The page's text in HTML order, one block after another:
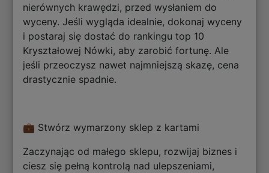
nierównych krawędzi, przed wysłaniem do
wyceny. Jeśli wygląda idealnie, dokonaj wyceny
i postaraj się dostać do rankingu top 10
Kryształowej Nówki, aby zarobić fortunę. Ale
jeśli przeoczysz nawet najmniejszą skazę, cena
drastycznie spadnie.
💼 Stwórz wymarzony sklep z kartami
Zaczynając od małego sklepu, rozwijaj biznes i
ciesz się pełną kontrolą nad ulepszeniami,